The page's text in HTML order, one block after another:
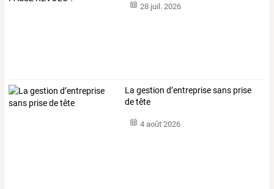
28 juil. 2026
La gestion d’entreprise sans prise
de tête
4 août 2026